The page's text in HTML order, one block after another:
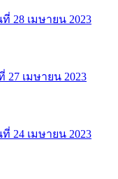
28 เมษายน 2023
27 เมษายน 2023
24 เมษายน 2023